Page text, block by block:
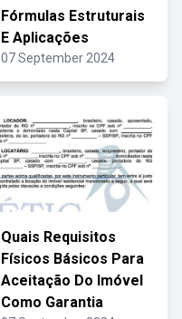
Fórmulas Estruturais
E Aplicações
07 September 2024
Quais Requisitos
Físicos Básicos Para
Aceitação Do Imóvel
Como Garantia